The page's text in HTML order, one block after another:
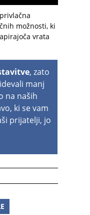
možnosti, ki
vrata
, zato
manj
na naših
ki se vam
prijatelji, jo